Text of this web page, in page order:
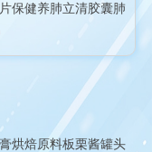
保健养肺立清胶囊肺
烘焙原料板栗酱罐头